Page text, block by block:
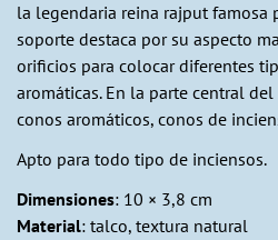
la legendaria reina rajput famosa
soporte destaca por su aspecto
orificios para colocar diferentes
aromáticas. En la parte central
conos aromáticos, conos de
Apto para todo tipo de inciensos.
Dimensiones: 10 × 3,8 cm
Material: talco, textura natural